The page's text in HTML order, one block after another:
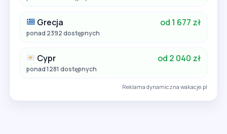
Grecja od 1 677 zł
ponad 2392 dostępnych
Cypr od 2 040 zł
ponad 1281 dostępnych
Reklama dynamiczna wakacje.pl